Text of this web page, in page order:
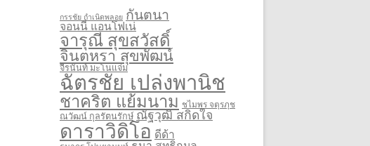
กรรชัย กำเนิดพลอย กันตนา
จอนนี่ แอนโฟเน่
จารุณี สุขสวัสดิ์
จินตหรา สุขพัฒน์
จีรนันท์ มะโนแจ่ม
ฉัตรชัย เปล่งพานิช
ชาคริต แย้มนาม ชไมพร จตุรภุช
ณวัฒน์ กุลรัตนรักษ์ ณัฐวุฒิ สกิดใจ
ดาราวิดิโอ ดีด้า